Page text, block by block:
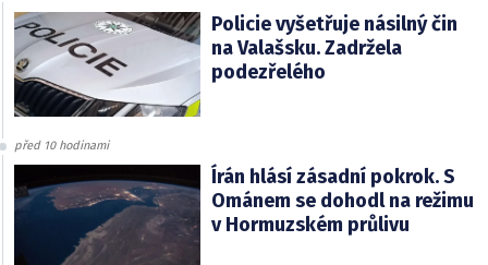
Policie vyšetřuje násilný čin
na Valašsku. Zadržela
podezřelého
před 10 hodinami
Írán hlásí zásadní pokrok. S
Ománem se dohodl na režimu
v Hormuzském průlivu